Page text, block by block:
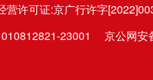
营许可证:京广行许字
23001
京公网安